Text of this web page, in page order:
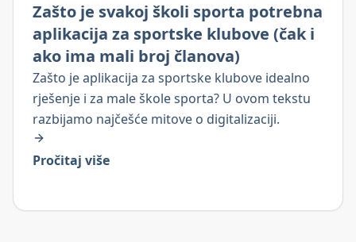
Zašto je svakoj školi sporta potrebna
aplikacija za sportske klubove (čak i
ako ima mali broj članova)
Zašto je aplikacija za sportske klubove idealno
rješenje i za male škole sporta? U ovom tekstu
razbijamo najčešće mitove o digitalizaciji.
Pročitaj više